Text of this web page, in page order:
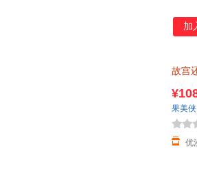
加
故宫
优
果美侠